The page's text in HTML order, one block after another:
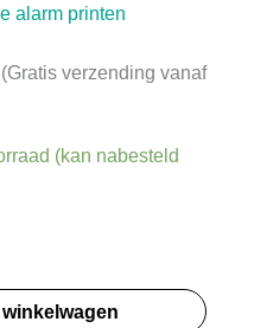
alarm printen
(Gratis verzending vanaf
(kan nabesteld